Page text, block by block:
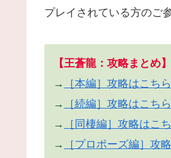
プレイされている方のご
【王蒼龍：攻略まとめ】
→
［本編］攻略はこちら
→
［続編］攻略はこちら
→
［同棲編］攻略はこ
→
［プロポーズ編］攻